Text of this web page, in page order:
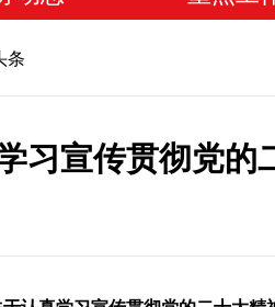
条
习宣传贯彻党的